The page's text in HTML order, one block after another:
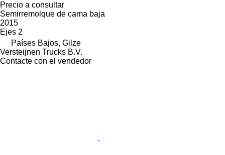
Precio a consultar
Semirremolque de cama baja
2015
Ejes 2
Países Bajos, Gilze
Versteijnen Trucks B.V.
Contacte con el vendedor